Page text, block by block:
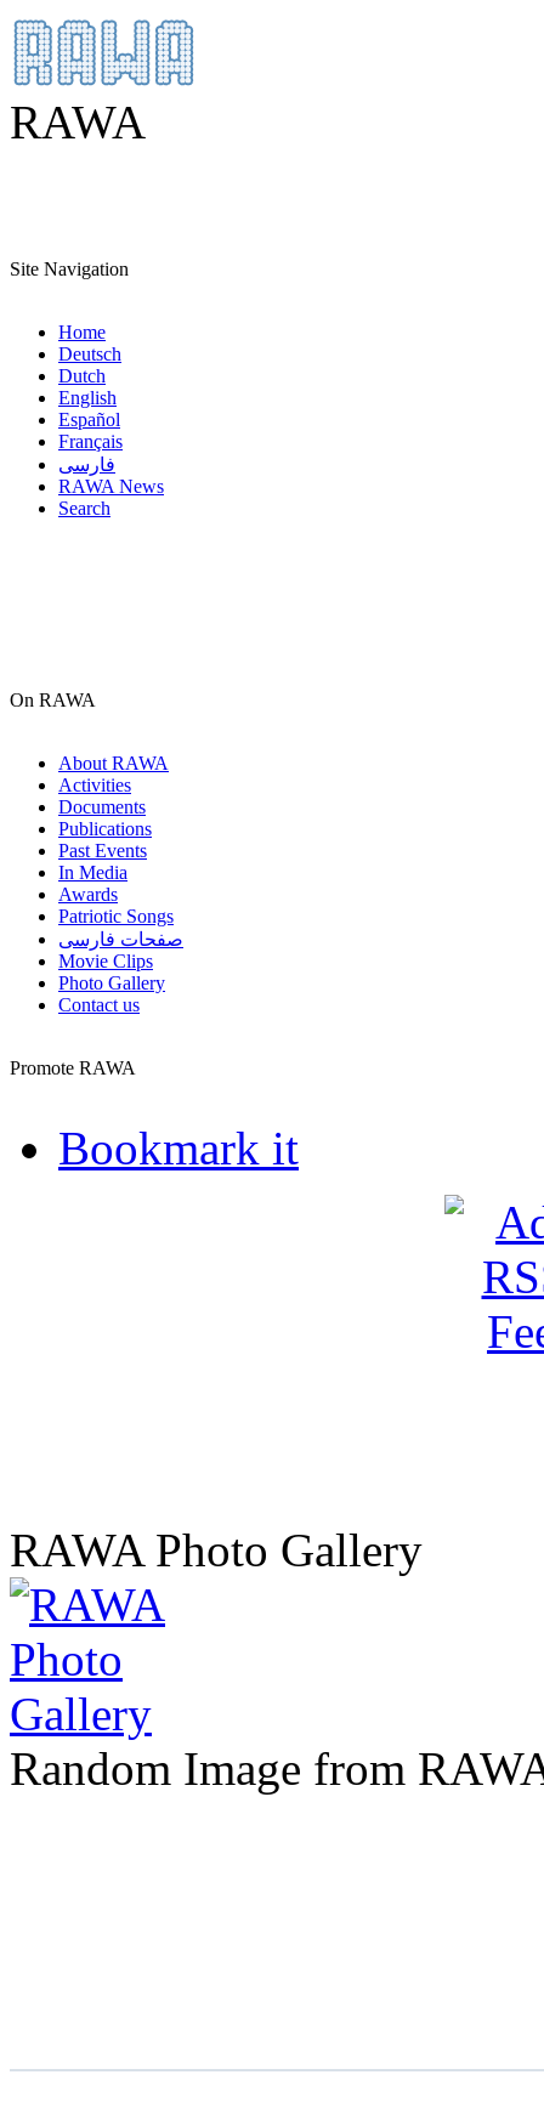
RAWA
Site Navigation
Home
Deutsch
Dutch
English
Español
Français
فارسی
RAWA News
Search
On RAWA
About RAWA
Activities
Documents
Publications
Past Events
In Media
Awards
Patriotic Songs
صفحات فارسی
Movie Clips
Photo Gallery
Contact us
Promote RAWA
Bookmark it
RAWA Photo Gallery
Random Image from